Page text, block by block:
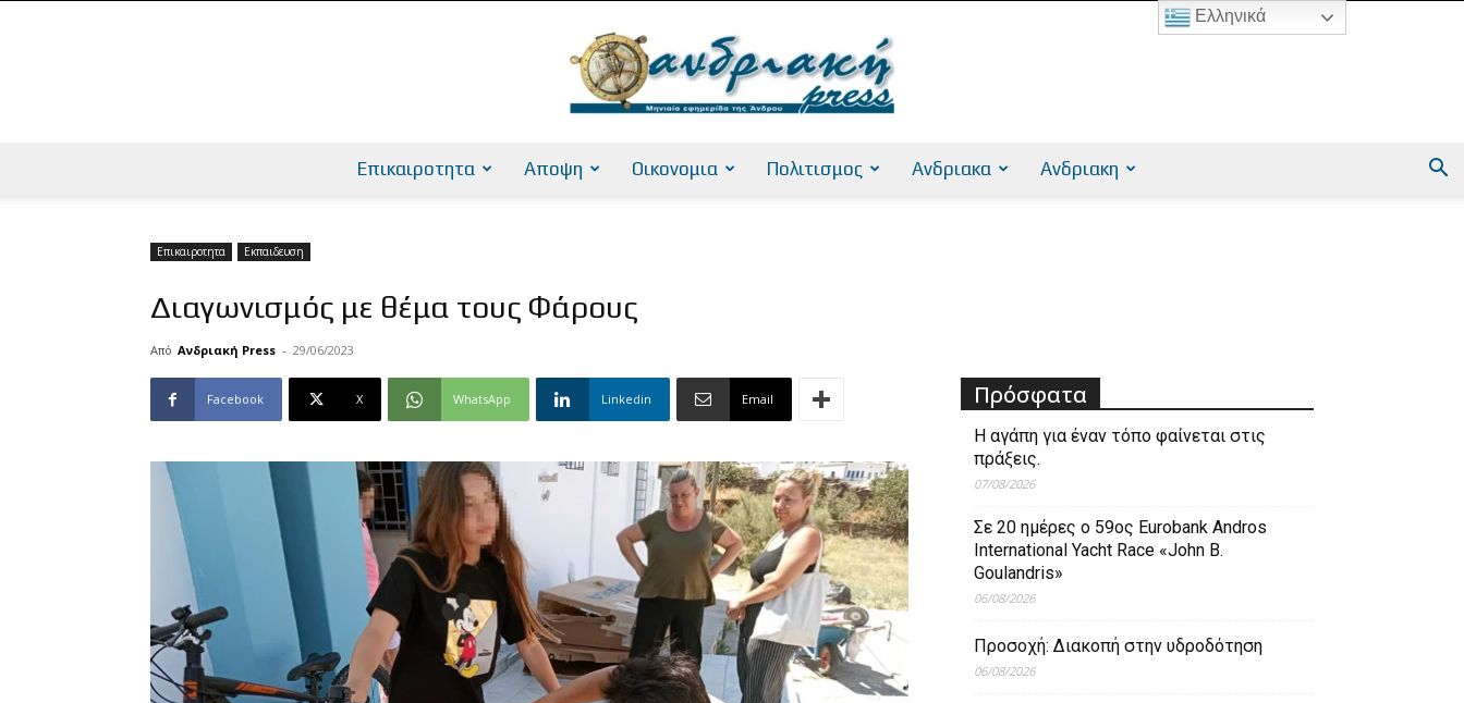
Επικαιροτητα Αποψη Οικονομια Πολιτισμος Ανδριακα Ανδριακη
Επικαιροτητα Εκπαιδευση
Διαγωνισμός με θέμα τους Φάρους
Από Ανδριακή Press - 29/06/2023
Facebook X WhatsApp Linkedin Email Πρόσφατα
Η αγάπη για έναν τόπο φαίνεται στις
πράξεις.
07/08/2026
Σε 20 ημέρες ο 59ος Eurobank Andros
International Yacht Race «John B.
Goulandris»
06/08/2026
Προσοχή: Διακοπή στην υδροδότηση
06/08/2026
Ελληνικά